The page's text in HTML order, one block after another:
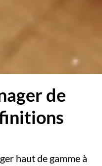
haut de gamme à
de